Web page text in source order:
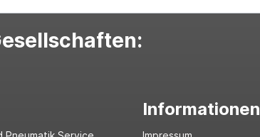
Informationen